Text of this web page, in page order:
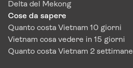
Delta del Mekong
Cose da sapere
Quanto costa Vietnam 10 giorni
Vietnam cosa vedere in 15 giorni
Quanto costa Vietnam 2 settimane